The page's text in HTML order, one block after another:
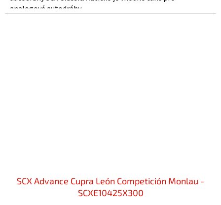
analogové autodráhy...
SCX Advance Cupra León Competición Monlau -
SCXE10425X300